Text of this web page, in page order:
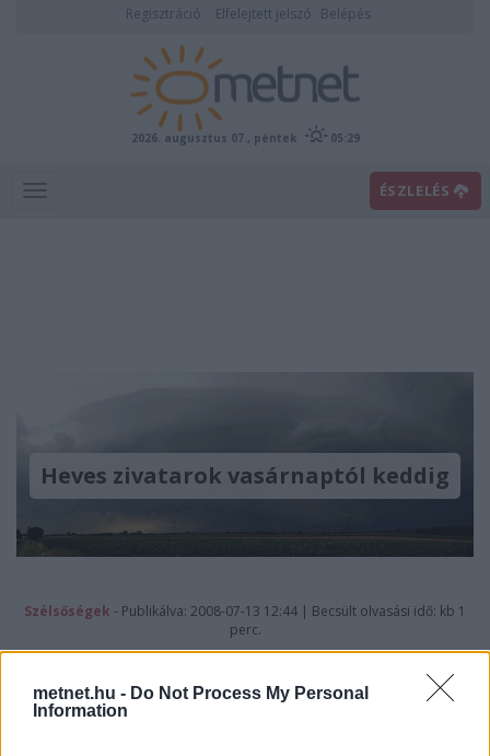
metnet.hu - Do Not Process My Personal
Information
Regisztráció Elfelejtett jelszó Belépés
2026. augusztus 07., péntek 05:29
ÉSZLELÉS
Heves zivatarok vasárnaptól keddig
Szélsőségek - Publikálva: 2008-07-13 12:44 | Becsült olvasási idő: kb 1
perc.